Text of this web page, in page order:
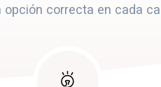
opción correcta en cada